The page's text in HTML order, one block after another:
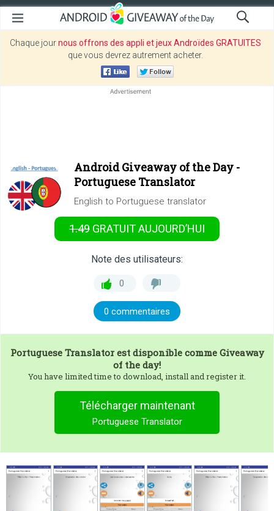
Chaque journous offrons des appli et jeux Androïdes GRATUITES
que vous devrez autrement acheter.
Android Giveaway of the Day -
Portuguese Translator
English to Portuguese translator
1.49 GRATUITAUJOURD’HUI
Note des utilisateurs:
0
0 commentaires
Portuguese Translatorest disponible comme Giveaway
of the day!
You have limited time to download, install and register it.
Télécharger maintenant
Portuguese Translator